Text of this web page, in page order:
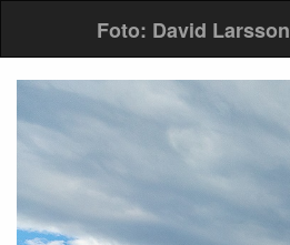
Foto: David Larsson